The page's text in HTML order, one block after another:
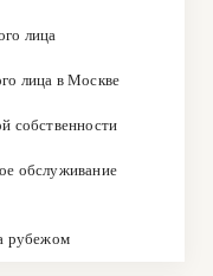
лица
лица в Москве
собственности
обслуживание
рубежом